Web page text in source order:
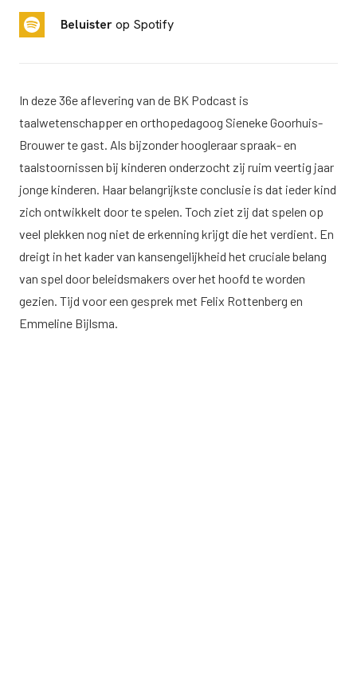
Beluisterop Spotify
In deze 36e aflevering van de BK Podcast is
taalwetenschapper en orthopedagoog Sieneke Goorhuis-
Brouwer te gast. Als bijzonder hoogleraar spraak- en
taalstoornissen bij kinderen onderzocht zij ruim veertig jaar
jonge kinderen. Haar belangrijkste conclusie is dat ieder kind
zich ontwikkelt door te spelen. Toch ziet zij dat spelen op
veel plekken nog niet de erkenning krijgt die het verdient. En
dreigt in het kader van kansengelijkheid het cruciale belang
van spel door beleidsmakers over het hoofd te worden
gezien. Tijd voor een gesprek met Felix Rottenberg en
Emmeline Bijlsma.